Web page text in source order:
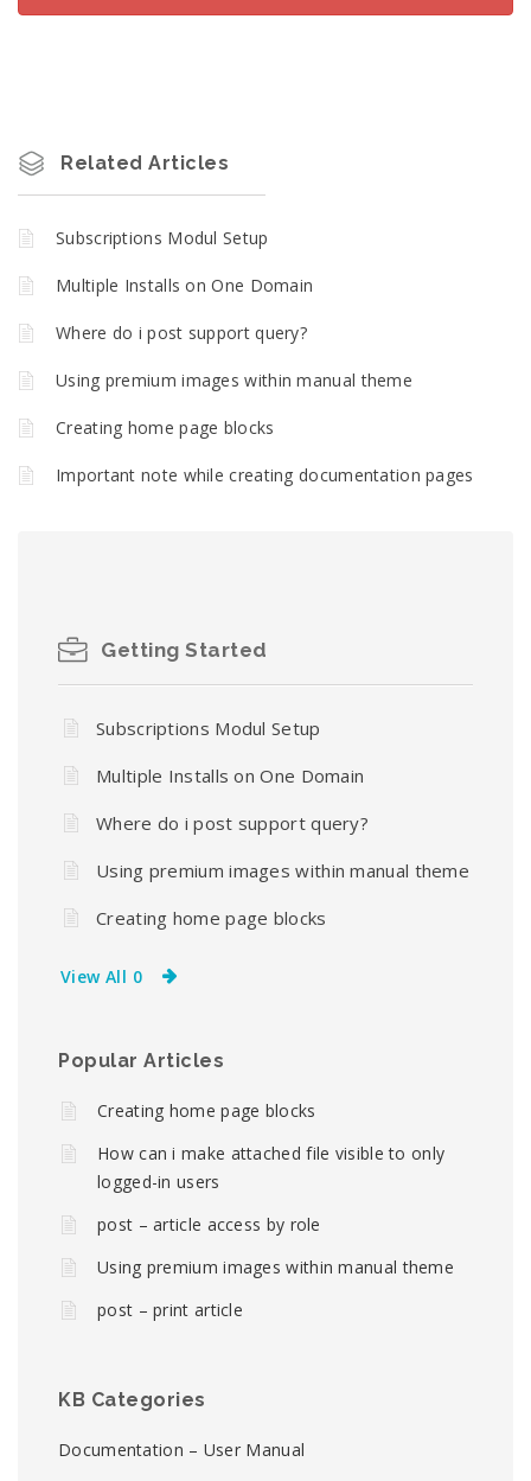
Related Articles
Subscriptions Modul Setup
Multiple Installs on One Domain
Where do i post support query?
Using premium images within manual theme
Creating home page blocks
Important note while creating documentation pages
Getting Started
Subscriptions Modul Setup
Multiple Installs on One Domain
Where do i post support query?
Using premium images within manual theme
Creating home page blocks
View All 0
Popular Articles
Creating home page blocks
How can i make attached file visible to only
logged-in users
post – article access by role
Using premium images within manual theme
post – print article
KB Categories
Documentation – User Manual